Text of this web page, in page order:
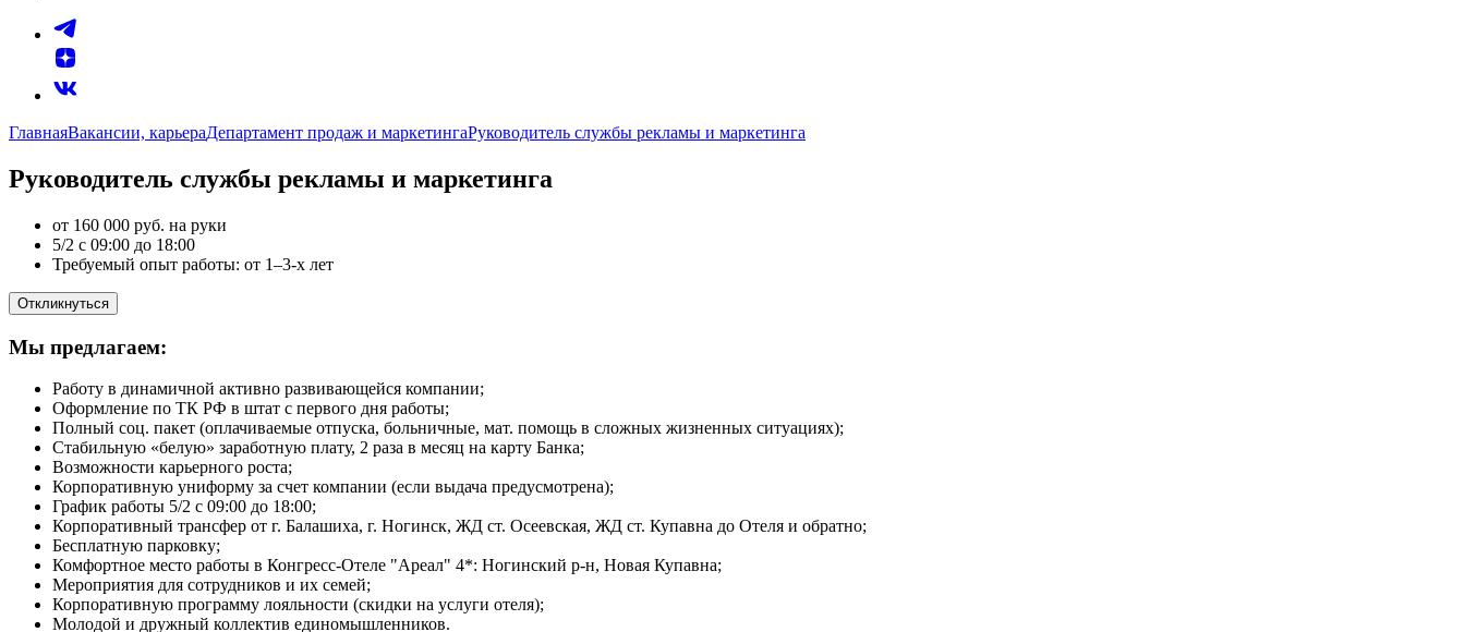
ГлавнаяВакансии, карьераДепартамент продаж и маркетингаРуководитель службы рекламы и маркетинга
Руководитель службы рекламы и маркетинга
от 160 000 руб. на руки
5/2 с 09:00 до 18:00
Требуемый опыт работы: от 1–3-х лет
Откликнуться
Мы предлагаем:
Работу в динамичной активно развивающейся компании;
Оформление по ТК РФ в штат с первого дня работы;
Полный соц. пакет (оплачиваемые отпуска, больничные, мат. помощь в сложных жизненных ситуациях);
Стабильную «белую» заработную плату, 2 раза в месяц на карту Банка;
Возможности карьерного роста;
Корпоративную униформу за счет компании (если выдача предусмотрена);
График работы 5/2 с 09:00 до 18:00;
Корпоративный трансфер от г. Балашиха, г. Ногинск, ЖД ст. Осеевская, ЖД ст. Купавна до Отеля и обратно;
Бесплатную парковку;
Комфортное место работы в Конгресс-Отеле "Ареал" 4*: Ногинский р-н, Новая Купавна;
Мероприятия для сотрудников и их семей;
Корпоративную программу лояльности (скидки на услуги отеля);
Молодой и дружный коллектив единомышленников.